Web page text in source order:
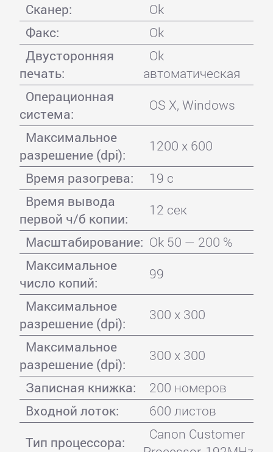
Сканер:
Ok
Факс:
Ok
Двусторонняя
печать:
Ok
автоматическая
Операционная
система:
OS X, Windows
Максимальное
разрешение (dpi):
1200 x 600
Время разогрева:
19 с
Время вывода
первой ч/б копии:
12 сек
Масштабирование: Ok 50 — 200 %
Максимальное
число копий:
99
Максимальное
разрешение (dpi):
300 x 300
Максимальное
разрешение (dpi):
300 x 300
Записная книжка:
200 номеров
Входной лоток:
600 листов
Тип процессора:
Canon Customer